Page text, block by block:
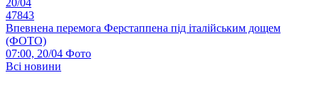
20/04
47843
Впевнена перемога Ферстаппена під італійським дощем
(ФОТО)
07:00, 20/04 Фото
Всі новини